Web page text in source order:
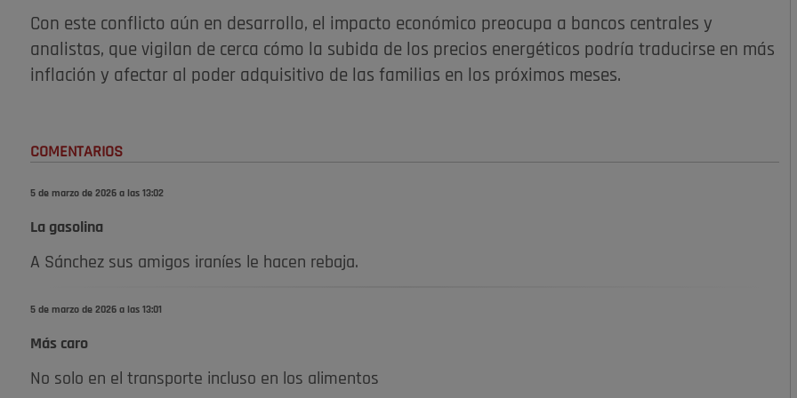
Con este conflicto aún en desarrollo, el impacto económico preocupa a bancos centrales y
analistas, que vigilan de cerca cómo la subida de los precios energéticos podría traducirse en más
inflación y afectar al poder adquisitivo de las familias en los próximos meses.
COMENTARIOS
5 de marzo de 2026 a las 13:02
La gasolina
A Sánchez sus amigos iraníes le hacen rebaja.
5 de marzo de 2026 a las 13:01
Más caro
No solo en el transporte incluso en los alimentos